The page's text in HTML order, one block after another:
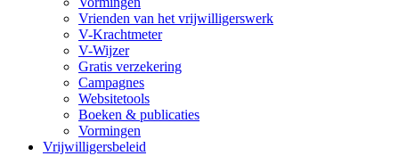
Vrienden van het vrijwilligerswerk
V-Krachtmeter
V-Wijzer
Gratis verzekering
Campagnes
Websitetools
Boeken & publicaties
Vormingen
Vrijwilligersbeleid